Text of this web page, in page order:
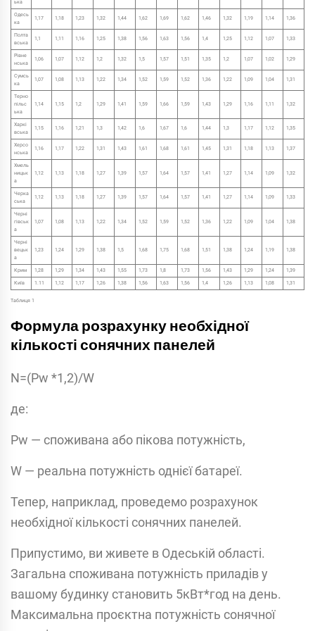
ька
Одесь
ка
1,17 1,18 1,23 1,32 1,44 1,62 1,69 1,62 1,46 1,32 1,19 1,14 1,36
Полта
вська
1,1 1,11 1,16 1,25 1,38 1,56 1,63 1,56 1,4 1,25 1,12 1,07 1,33
Рівне
нська
1,06 1,07 1,12 1,2 1,32 1,5 1,57 1,51 1,35 1,2 1,07 1,02 1,29
Сумсь
ка
1,07 1,08 1,13 1,22 1,34 1,52 1,59 1,52 1,36 1,22 1,09 1,04 1,31
Терно
пільс
ька
1,14 1,15 1,2 1,29 1,41 1,59 1,66 1,59 1,43 1,29 1,16 1,11 1,32
Харкі
вська
1,15 1,16 1,21 1,3 1,42 1,6 1,67 1,6 1,44 1,3 1,17 1,12 1,35
Херсо
нська
1,16 1,17 1,22 1,31 1,43 1,61 1,68 1,61 1,45 1,31 1,18 1,13 1,37
Хмель
ницьк
а
1,12 1,13 1,18 1,27 1,39 1,57 1,64 1,57 1,41 1,27 1,14 1,09 1,32
Черка
ська
1,12 1,13 1,18 1,27 1,39 1,57 1,64 1,57 1,41 1,27 1,14 1,09 1,33
Черні
гівськ
а
1,07 1,08 1,13 1,22 1,34 1,52 1,59 1,52 1,36 1,22 1,09 1,04 1,38
Черні
вецьк
а
1,23 1,24 1,29 1,38 1,5 1,68 1,75 1,68 1,51 1,38 1,24 1,19 1,38
Крим 1,28 1,29 1,34 1,43 1,55 1,73 1,8 1,73 1,56 1,43 1,29 1,24 1,39
Київ 1.11 1,12 1,17 1,26 1,38 1,56 1,63 1,56 1,4 1,26 1,13 1,08 1,31
Таблиця 1
Формула розрахунку необхідної
кількості сонячних панелей
N=(Pw *1,2)/W
де:
Pw — споживана або пікова потужність,
W — реальна потужність однієї батареї.
Тепер, наприклад, проведемо розрахунок
необхідної кількості сонячних панелей.
Припустимо, ви живете в Одеській області.
Загальна споживана потужність приладів у
вашому будинку становить 5кВт*год на день.
Максимальна проєктна потужність сонячної